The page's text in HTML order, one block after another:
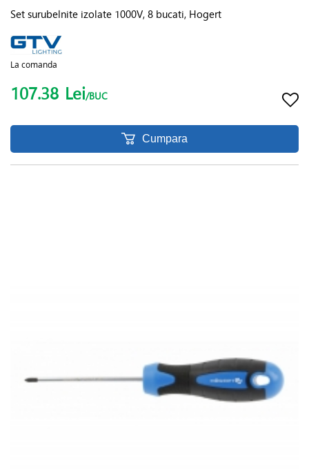
Set surubelnite izolate 1000V, 8 bucati, Hogert
La comanda
107.38 Lei/BUC
Cumpara